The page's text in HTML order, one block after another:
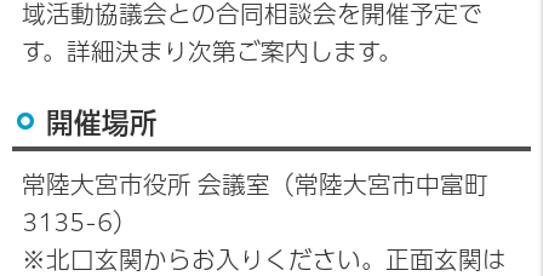
域活動協議会との合同相談会を開催予定で
す。詳細決まり次第ご案内します。
開催場所
常陸大宮市役所 会議室（常陸大宮市中富町
3135-6）
※北口玄関からお入りください。正面玄関は